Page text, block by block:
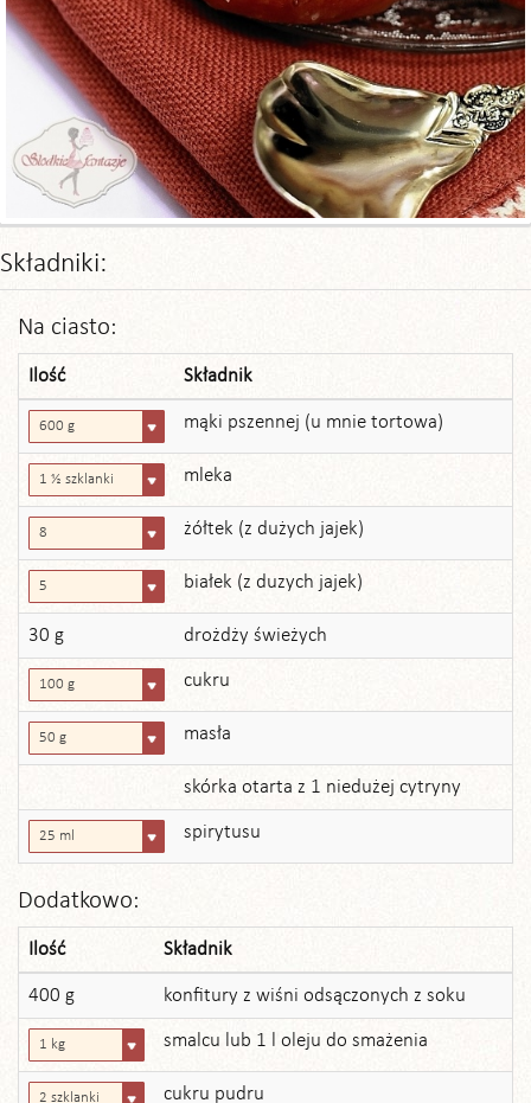
Składniki:
Na ciasto:
Ilość Składnik
600 g mąki pszennej (u mnie tortowa)
1 ½ szklanki mleka
8 żółtek (z dużych jajek)
5 białek (z duzych jajek)
30 g drożdży świeżych
100 g cukru
50 g masła
skórka otarta z 1 niedużej cytryny
25 ml spirytusu
Dodatkowo:
Ilość Składnik
400 g konfitury z wiśni odsączonych z soku
1 kg smalcu lub 1 l oleju do smażenia
2 szklanki cukru pudru